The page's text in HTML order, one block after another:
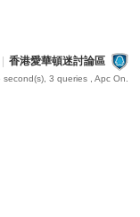
香港愛華頓迷討論區
3 queries , Apc On.